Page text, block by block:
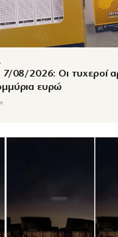
08/2026: Οι τυχεροί
ευρώ